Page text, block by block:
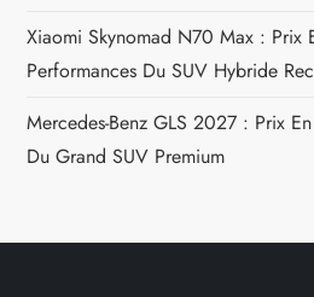
Xiaomi Skynomad N70 Max : Prix
Performances Du SUV Hybride
Mercedes-Benz GLS 2027 : Prix
Du Grand SUV Premium